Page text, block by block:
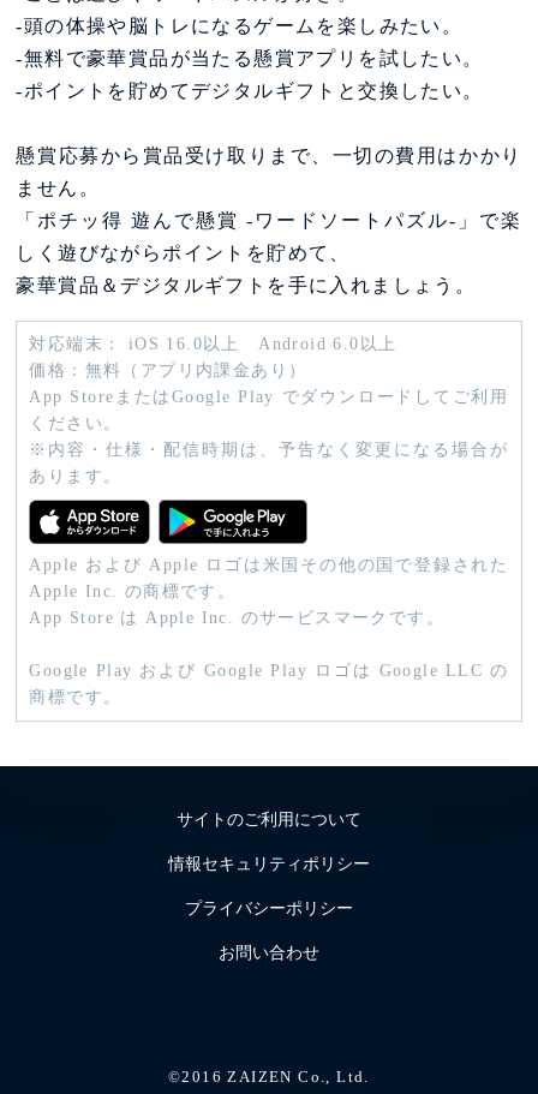
-頭の体操や脳トレになるゲームを楽しみたい。
-無料で豪華賞品が当たる懸賞アプリを試したい。
-ポイントを貯めてデジタルギフトと交換したい。
懸賞応募から賞品受け取りまで、一切の費用はかかり
ません。
「ポチッ得 遊んで懸賞 -ワードソートパズル-」で楽
しく遊びながらポイントを貯めて、
豪華賞品＆デジタルギフトを手に入れましょう。
対応端末： iOS 16.0以上 Android 6.0以上
価格：無料（アプリ内課金あり）
App StoreまたはGoogle Play でダウンロードしてご利用
ください。
※内容・仕様・配信時期は、予告なく変更になる場合が
あります。
Apple および Apple ロゴは米国その他の国で登録された
Apple Inc. の商標です。
App Store は Apple Inc. のサービスマークです。
Google Play および Google Play ロゴは Google LLC の
商標です。
サイトのご利用について
情報セキュリティポリシー
プライバシーポリシー
お問い合わせ
©2016 ZAIZEN Co., Ltd.